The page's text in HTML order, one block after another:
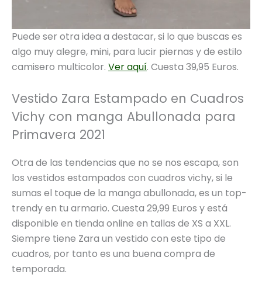
Puede ser otra idea a destacar, si lo que buscas es
algo muy alegre, mini, para lucir piernas y de estilo
camisero multicolor. Ver aquí. Cuesta 39,95 Euros.
Vestido Zara Estampado en Cuadros
Vichy con manga Abullonada para
Primavera 2021
Otra de las tendencias que no se nos escapa, son
los vestidos estampados con cuadros vichy, si le
sumas el toque de la manga abullonada, es un top-
trendy en tu armario. Cuesta 29,99 Euros y está
disponible en tienda online en tallas de XS a XXL.
Siempre tiene Zara un vestido con este tipo de
cuadros, por tanto es una buena compra de
temporada.